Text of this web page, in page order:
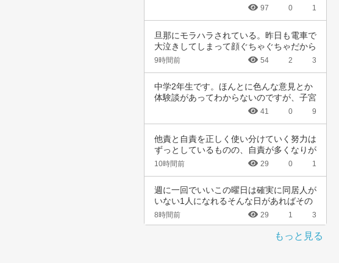
97 0 1
旦那にモラハラされている。昨日も電車で
大泣きしてしまって顔ぐちゃぐちゃだから
会社休ん…
9時間前 54 2 3
中学2年生です。ほんとに色んな意見とか
体験談があってわからないのですが、子宮
41 0 9
他責と自責を正しく使い分けていく努力は
ずっとしているものの、自責が多くなりが
ちなんで…
10時間前 29 0 1
週に一回でいいこの曜日は確実に同居人が
いない1人になれるそんな日があればその
日だけを…
8時間前 29 1 3
もっと見る